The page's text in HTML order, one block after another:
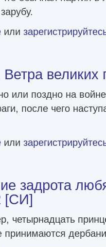
за интим! [СИ]
или
или поздно на
после чего
великих перемен! [СИ]
или
задрота
[СИ]
четырнадцать
принимаются